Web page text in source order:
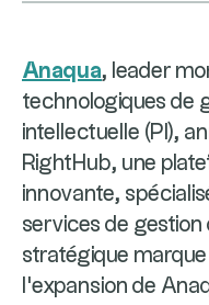
Anaqua, leader
technologiques de
intellectuelle (PI),
RightHub, une
innovante,
services de
stratégique
l'expansion de